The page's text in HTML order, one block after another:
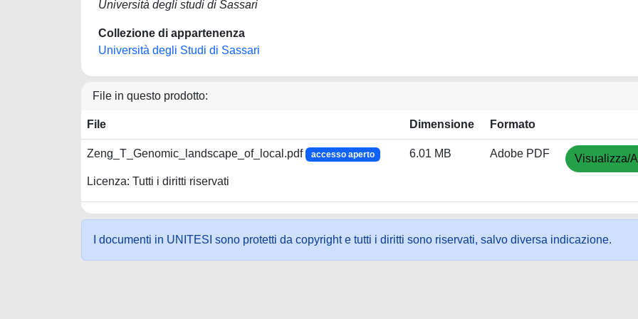
Università degli studi di Sassari
Collezione di appartenenza
Università degli Studi di Sassari
File in questo prodotto:
File Dimensione Formato
Zeng_T_Genomic_landscape_of_local.pdf accesso aperto
Licenza: Tutti i diritti riservati
6.01 MB Adobe PDF Visualizza/
I documenti in UNITESI sono protetti da copyright e tutti i diritti sono riservati, salvo diversa indicazione.